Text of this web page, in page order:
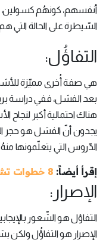
أنفسهم، كونهُم كسولين،
السّيطرة على الحالة التي
التفاؤُل:
هي صفة أُخرى مميّزة
هناك احتمالية أكبر لنجاح
يجدون أنّ الفشل هو حجر
الدّروس التي يتعلّمونها منهُ.
إقرأ أيضاً: 8 خطوات تشعرك بالتفاؤل لتحقق النجاح
الإصرار:
التفاؤل هو الشّعور
الإصرار هو التفاؤُل